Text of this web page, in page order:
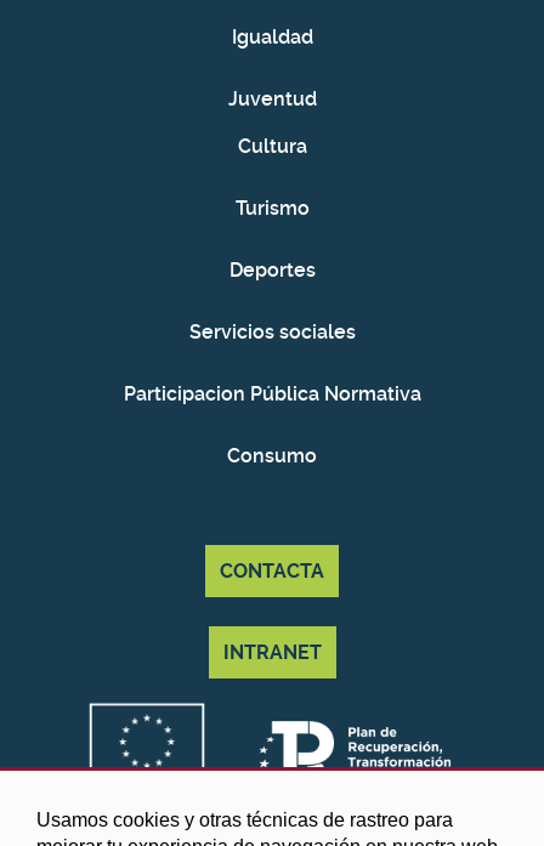
Usamos cookies y otras técnicas de rastreo para
Igualdad
Juventud
Cultura
Turismo
Deportes
Servicios sociales
Participacion Pública Normativa
Consumo
CONTACTA
INTRANET